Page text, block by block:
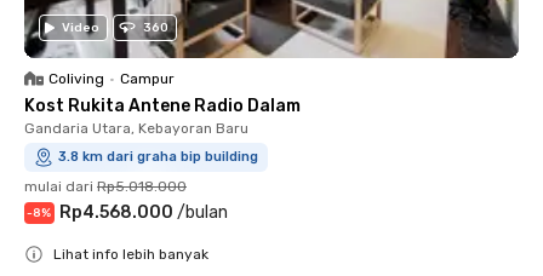
Video 360
Coliving • Campur
Kost Rukita Antene Radio Dalam
Gandaria Utara, Kebayoran Baru
3.8 km dari graha bip building
mulai dari Rp5.018.000
-8% Rp4.568.000 /bulan
Lihat info lebih banyak